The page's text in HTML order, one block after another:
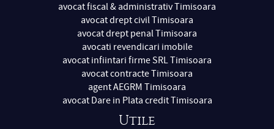
avocat fiscal & administrativ Timisoara
avocat drept civil Timisoara
avocat drept penal Timisoara
avocati revendicari imobile
avocat infiintari firme SRL Timisoara
avocat contracte Timisoara
agent AEGRM Timisoara
avocat Dare in Plata credit Timisoara
Utile